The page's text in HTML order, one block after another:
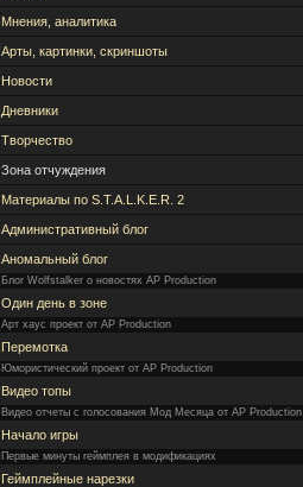
Мнения, аналитика
Арты, картинки, скриншоты
Новости
Дневники
Творчество
Зона отчуждения
Материалы по S.T.A.L.K.E.R. 2
Административный блог
Аномальный блог
Блог Wolfstalker о новостях AP Production
Один день в зоне
Арт хаус проект от AP Production
Перемотка
Юмористический проект от AP Production
Видео топы
Видео отчеты с голосования Мод Месяца от AP Production
Начало игры
Первые минуты геймплея в модификациях
Геймплейные нарезки